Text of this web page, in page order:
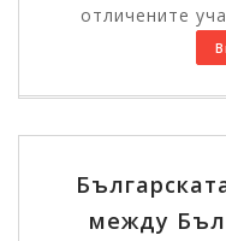
отличените
между